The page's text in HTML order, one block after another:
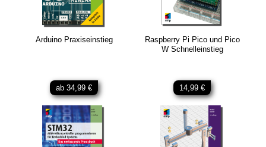
Arduino Praxiseinstieg
ab 34,99 €
Raspberry Pi Pico und Pico
W Schnelleinstieg
14,99 €